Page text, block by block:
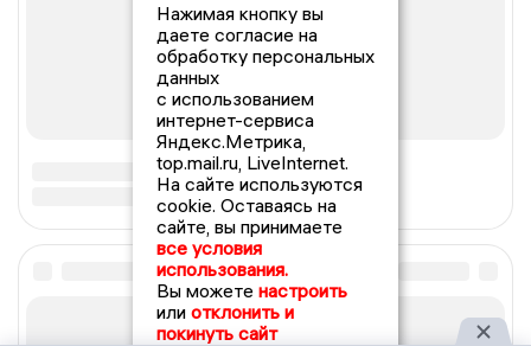
Нажимая кнопку вы
даете согласие на
обработку персональных
данных
с использованием
интернет-сервиса
Яндекс.Метрика,
top.mail.ru, LiveInternet.
На сайте используются
cookie. Оставаясь на
сайте, вы принимаете
все условия
использования.
Вы можете настроить
или отклонить и
покинуть сайт